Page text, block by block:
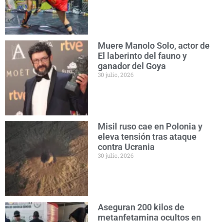
Muere Manolo Solo, actor de
El laberinto del fauno y
ganador del Goya
30 julio, 2026
Misil ruso cae en Polonia y
eleva tensión tras ataque
contra Ucrania
30 julio, 2026
Aseguran 200 kilos de
metanfetamina ocultos en